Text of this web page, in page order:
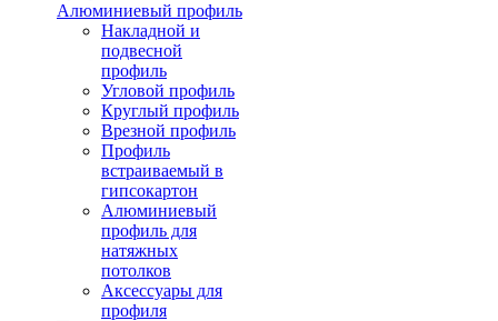
Алюминиевый профиль
Накладной и
подвесной
профиль
Угловой профиль
Круглый профиль
Врезной профиль
Профиль
встраиваемый в
гипсокартон
Алюминиевый
профиль для
натяжных
потолков
Аксессуары для
профиля